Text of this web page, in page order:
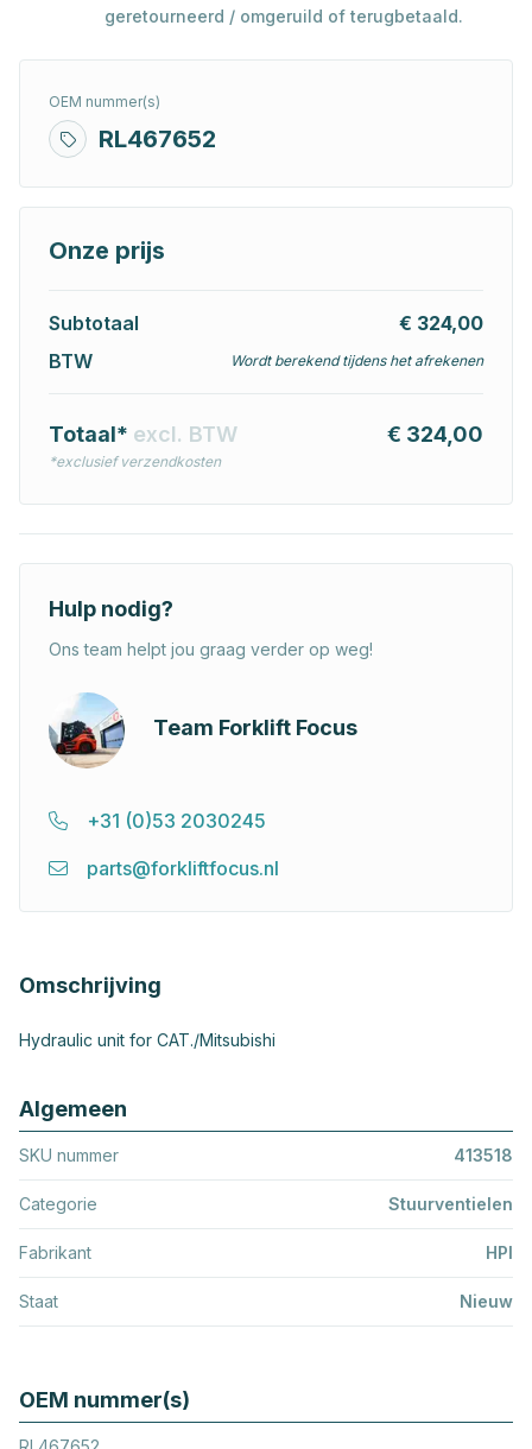
geretourneerd / omgeruild of terugbetaald.
OEM nummer(s)
RL467652
Onze prijs
Subtotaal
€ 324,00
BTW
Wordt berekend tijdens het afrekenen
Totaal* excl. BTW
*exclusief verzendkosten
€ 324,00
Hulp nodig?
Ons team helpt jou graag verder op weg!
Team Forklift Focus
+31 (0)53 2030245
parts@forkliftfocus.nl
Omschrijving
Hydraulic unit for CAT./Mitsubishi
Algemeen
SKU nummer 413518
Categorie Stuurventielen
Fabrikant HPI
Staat Nieuw
OEM nummer(s)